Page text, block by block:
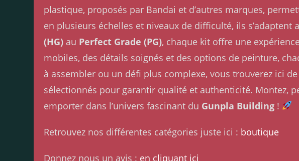
plastique, proposés par Bandai et d’autres marques,
en plusieurs échelles et niveaux de difficulté, ils
(HG) au Perfect Grade (PG), chaque kit offre une
mobiles, des détails soignés et des options de peinture,
à assembler ou un défi plus complexe, vous trouverez ici
sélectionnés pour garantir qualité et authenticité. Montez,
emporter dans l’univers fascinant du Gunpla Building !
Retrouvez nos différentes catégories juste ici : boutique
Donnez nous un avis : en cliquant ici